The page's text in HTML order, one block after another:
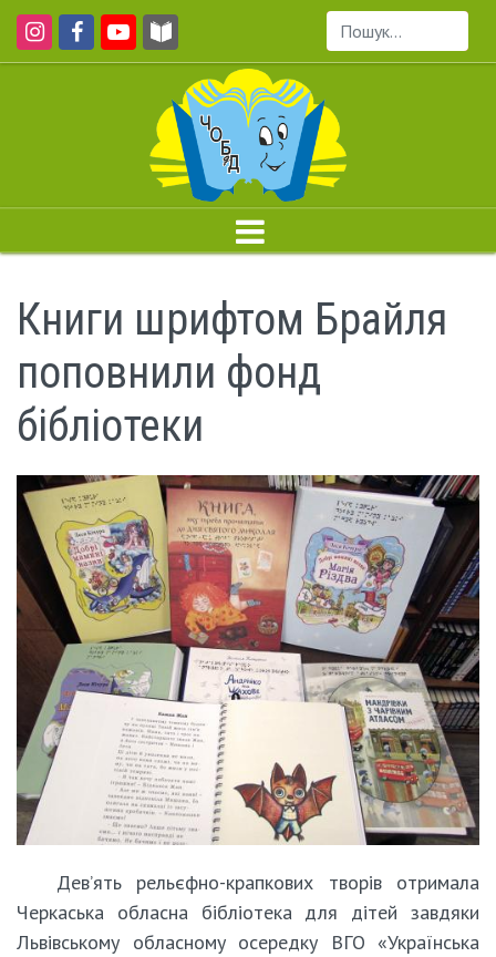
Пошук...
Книги шрифтом Брайля
поповнили фонд
бібліотеки
Дев’ять рельєфно-крапкових творів отримала
Черкаська обласна бібліотека для дітей завдяки
Львівському обласному осередку ВГО «Українська